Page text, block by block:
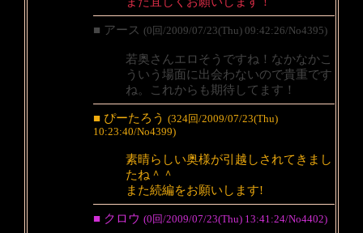
■ アース (0回/2009/07/23(Thu) 09:42:26/No4395)
若奥さんエロそうですね！なかなかこ
ういう場面に出会わないので貴重です
ね。これからも期待してます！
■ ぴーたろう (324回/2009/07/23(Thu)
10:23:40/No4399)
素晴らしい奥様が引越しされてきまし
たね＾＾
また続編をお願いします!
■ クロウ (0回/2009/07/23(Thu) 13:41:24/No4402)